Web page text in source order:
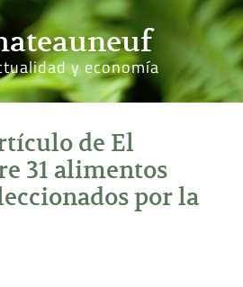
y economía
de El
31 alimentos
por la